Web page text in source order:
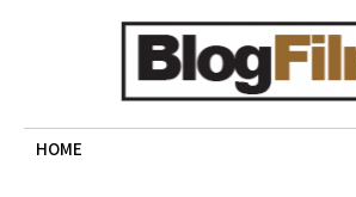
BLOG FILM
Cinema, recensioni e approfondimenti
HOME